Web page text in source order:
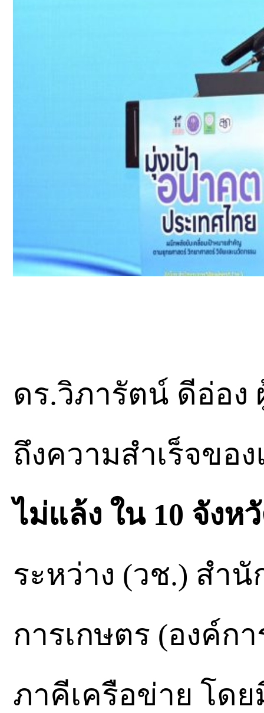
ดร.วิภารัตน์ ดีอ่อง
ถึงความสำเร็จขอ
ไม่แล้ง ใน 10 จังห
ระหว่าง (วช.) สำ
การเกษตร (องค์ก
ภาคีเครือข่าย โด